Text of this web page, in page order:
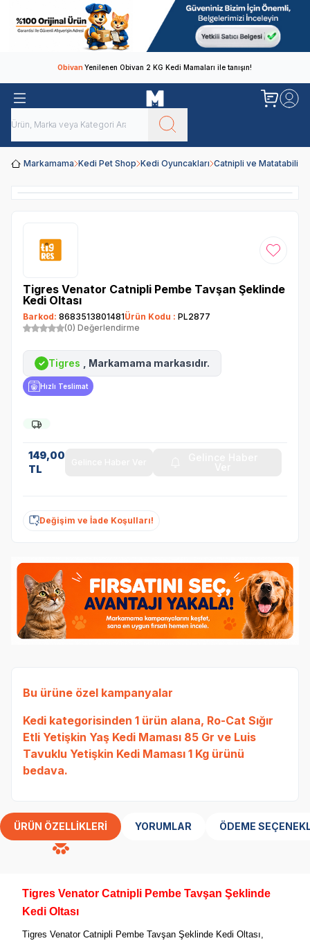
ObivanYenilenen Obivan 2 KG Kedi Mamaları ile tanışın!
Markamama Kedi Pet Shop Kedi Oyuncakları Catnipli ve Matatabili
Favoriye
Tigres Venator Catnipli Pembe Tavşan Şeklinde
Kedi Oltası
Barkod: 8683513801481Ürün Kodu : PL2877
(0) Değerlendirme
✓ Tigres , Markamama markasıdır.
Hızlı Teslimat
149,00
TL
Değişim ve İade Koşulları!
Bu ürüne özel kampanyalar
Kedi kategorisinden 1 ürün alana, Ro-Cat Sığır
Etli Yetişkin Yaş Kedi Maması 85 Gr ve Luis
Tavuklu Yetişkin Kedi Maması 1 Kg ürünü
bedava.
ÜRÜN ÖZELLIKLERI YORUMLAR ÖDEME
Tigres Venator Catnipli Pembe Tavşan Şeklinde
Kedi Oltası
Tigres Venator Catnipli Pembe Tavşan Şeklinde Kedi Oltası,